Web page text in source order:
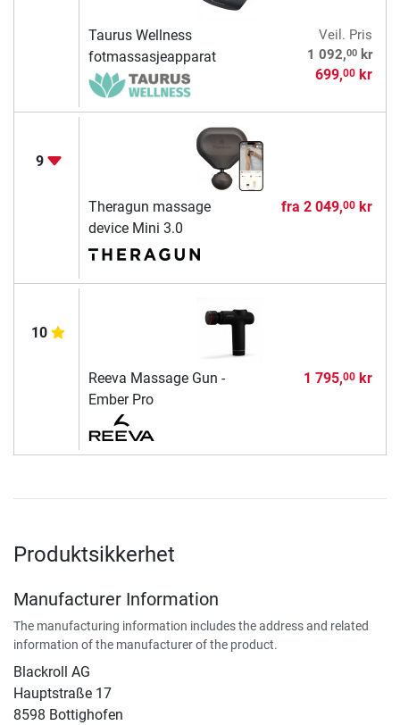
Taurus Wellness
fotmassasjeapparat
Veil. Pris
1 092,00kr
699,00kr
9
Theragun massage
device Mini 3.0
fra 2 049,00kr
10
Reeva Massage Gun -
Ember Pro
1 795,00kr
Produktsikkerhet
Manufacturer Information
The manufacturing information includes the address and related
information of the manufacturer of the product.
Blackroll AG
Hauptstraße 17
8598 Bottighofen